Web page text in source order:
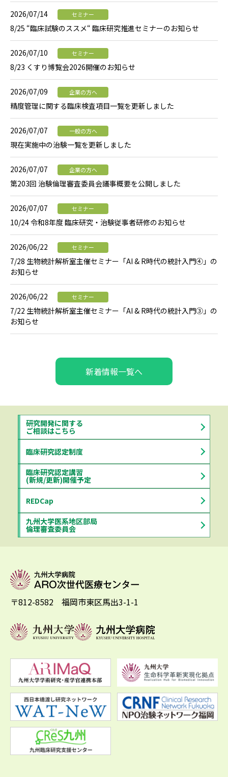
2026/07/14 セミナー
8/25 “臨床試験のススメ“ 臨床研究推進セミナーのお知らせ
2026/07/10 セミナー
8/23 くすり博覧会2026開催のお知らせ
2026/07/09 企業の方へ
精度管理に関する臨床検査項目一覧を更新しました
2026/07/07 一般の方へ
現在実施中の治験一覧を更新しました
2026/07/07 企業の方へ
第203回 治験倫理審査委員会議事概要を公開しました
2026/07/07 セミナー
10/24 令和8年度 臨床研究・治験従事者研修のお知らせ
2026/06/22 セミナー
7/28 生物統計解析室主催セミナー「AI & R時代の統計入門④」の
お知らせ
2026/06/22 セミナー
7/22 生物統計解析室主催セミナー「AI & R時代の統計入門③」の
お知らせ
新着情報一覧へ
研究開発に関する
ご相談はこちら
臨床研究認定制度
臨床研究認定講習
(新規/更新)開催予定
REDCap
九州大学医系地区部局
倫理審査委員会
〒812-8582 福岡市東区馬出3-1-1